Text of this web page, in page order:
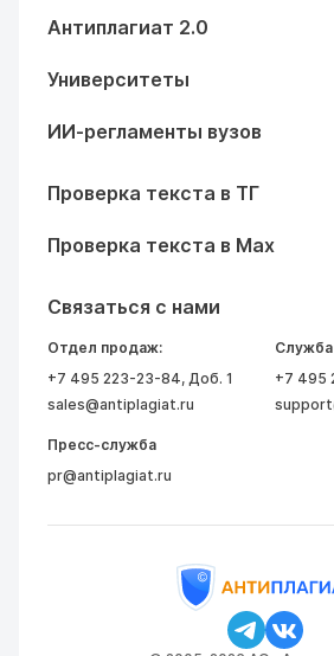
Антиплагиат 2.0
Университеты
ИИ-регламенты вузов
Проверка текста в ТГ
Проверка текста в Max
Связаться с нами
Отдел продаж:
+7 495 223-23-84, Доб. 1
sales@antiplagiat.ru
Служба
+7 495
Пресс-служба
pr@antiplagiat.ru